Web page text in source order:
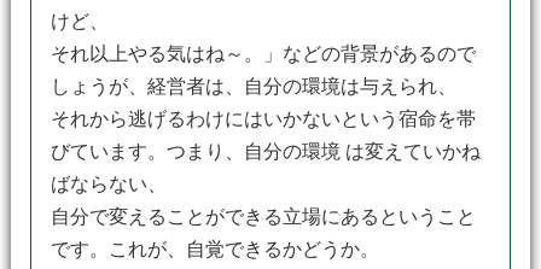
けど、
それ以上やる気はね～。」などの背景があるので
しょうが、経営者は、自分の環境は与えられ、
それから逃げるわけにはいかないという宿命を帯
びています。つまり、自分の環境 は変えていかね
ばならない、
自分で変えることができる立場にあるということ
です。これが、自覚できるかどうか。